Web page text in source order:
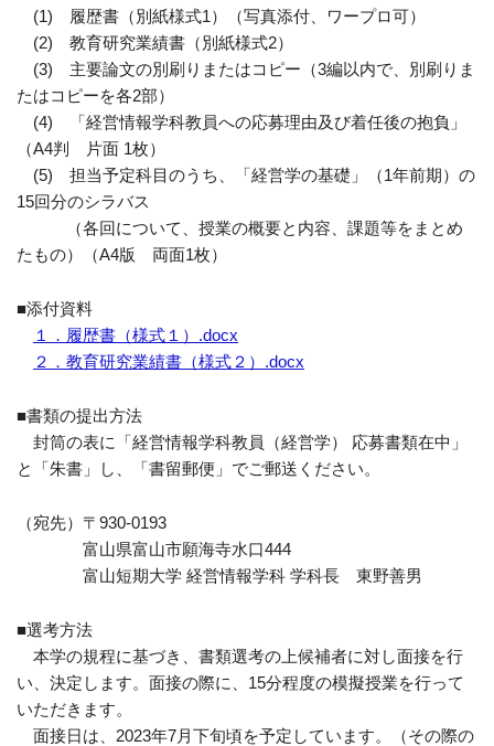
(1) 履歴書（別紙様式1）（写真添付、ワープロ可）
(2) 教育研究業績書（別紙様式2）
(3) 主要論文の別刷りまたはコピー（3編以内で、別刷りま
たはコピーを各2部）
(4) 「経営情報学科教員への応募理由及び着任後の抱負」
（A4判 片面 1枚）
(5) 担当予定科目のうち、「経営学の基礎」（1年前期）の
15回分のシラバス
（各回について、授業の概要と内容、課題等をまとめ
たもの）（A4版 両面1枚）
■添付資料
１．履歴書（様式１）.docx
２．教育研究業績書（様式２）.docx
■書類の提出方法
封筒の表に「経営情報学科教員（経営学） 応募書類在中」
と「朱書」し、「書留郵便」でご郵送ください。
（宛先）〒930-0193
富山県富山市願海寺水口444
富山短期大学 経営情報学科 学科長 東野善男
■選考方法
本学の規程に基づき、書類選考の上候補者に対し面接を行
い、決定します。面接の際に、15分程度の模擬授業を行って
いただきます。
面接日は、2023年7月下旬頃を予定しています。（その際の